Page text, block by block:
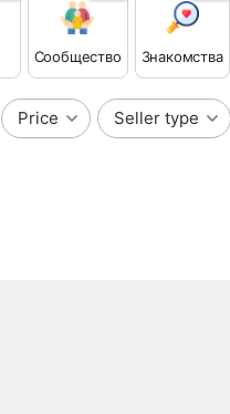
Сообщество Знакомства
Price Seller type